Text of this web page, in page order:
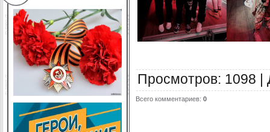
Просмотров: 1098
Всего комментариев: 0